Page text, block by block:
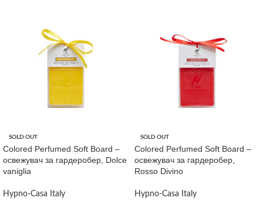
SOLD OUT
Colored Perfumed Soft Board –
освежувач за гардеробер, Dolce
vaniglia
Hypno-Casa Italy
SOLD OUT
Colored Perfumed Soft Board –
освежувач за гардеробер,
Rosso Divino
Hypno-Casa Italy